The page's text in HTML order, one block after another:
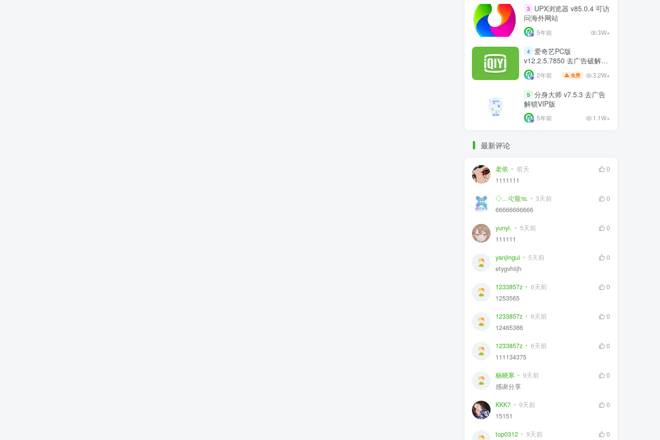
3
UPX浏览器 v85.0.4 可访
问海外网站
5年前 3W+
4 爱奇艺PC版
v12.2.5.7850 去广告破解版
比VIP更VIP
2年前 免费 3.2W+
5 分身大师 v7.5.3 去广告
解锁VIP版
5年前 1.1W+
最新评论
老依 前天
0
1111111
◇﹏尐龍℡ 3天前
0
66666666666
yunyi. 5天前
0
111111
yanjingui 5天前
0
etygvhiijh
1233857z 6天前
0
1253565
1233857z 6天前
0
12465386
1233857z 6天前
0
111134375
杨晓寒 9天前
0
感谢分享
KKK7 9天前
0
15151
top0312 9天前 0